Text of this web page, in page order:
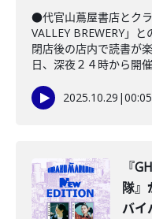
●代官山蔦屋書店とク
VALLEY BREWERY」
閉店後の店内で読書が
日、深夜２４時から開
2025.10.29 |
『
隊』
バイ